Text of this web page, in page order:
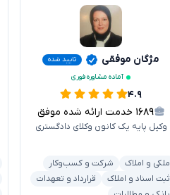
مژگان موفقی
تایید شده
آماده مشاوره فوری
۴.۹
۱۶۸۹ خدمت ارائه شده موفق
وکیل پایه یک کانون وکلای دادگستری
ملکی و املاک
شرکت و کسب‌وکار
ثبت اسناد و املاک
قرارداد و تعهدات